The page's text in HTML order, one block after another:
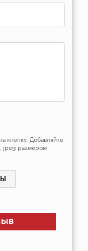
кнопку. Добавляйте
jpeg размером